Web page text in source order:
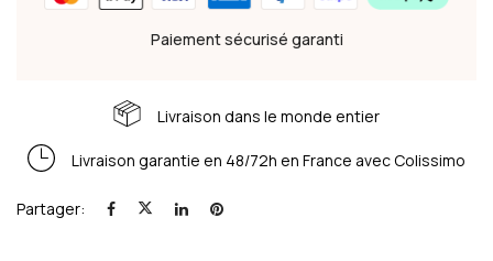
Paiement sécurisé garanti
Livraison dans le monde entier
Livraison garantie en 48/72h en France avec Colissimo
Partager: